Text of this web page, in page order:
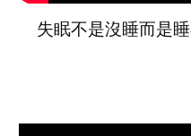
失眠不是沒睡而是